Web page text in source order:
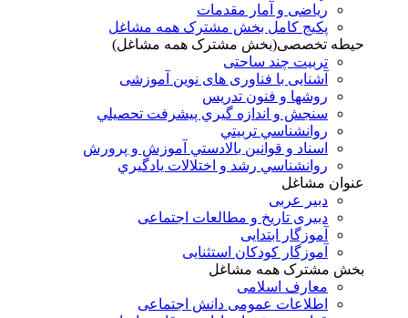
ریاضی و آمار مقدمات
پکیج کامل بخش مشترک همه مشاغل
حیطه تخصصی(بخش مشترک همه مشاغل)
تربیت چند ساحتی
آشنایی با فناوری های نوین آموزشی
روشها و فنون تدريس
سنجش و اندازه گيري پيشرفت تحصيلي
روانشناسي تربيتي
اسناد و قوانين بالادستي آموزش و پرورش
روانشناسي رشد و اختلالات يادگيري
عنوان مشاغل
دبير عربی
دبیری تاریخ و مطالعات اجتماعی
آموزگار ابتدایی
آموزگار کودکان استثنایی
بخش مشترک همه مشاغل
معارف اسلامی
اطلاعات عمومی دانش اجتماعی